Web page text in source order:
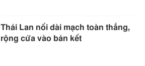
Thái Lan nối dài mạch toàn thắng,
rộng cửa vào bán kết